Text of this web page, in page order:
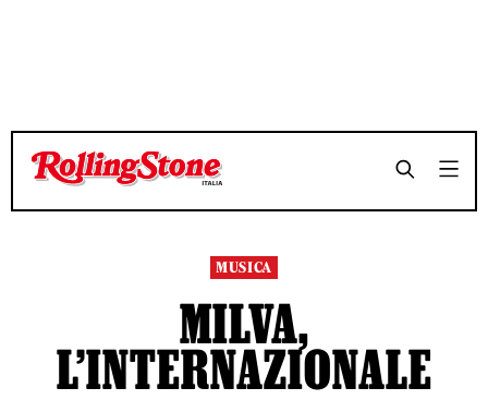
TEMPO DI LETTURA 9 MINUTI SHARE
TEMPO DI LETTURA 9 MINUTI SHARE
MUSICA
MILVA,
L’INTERNAZIONALE